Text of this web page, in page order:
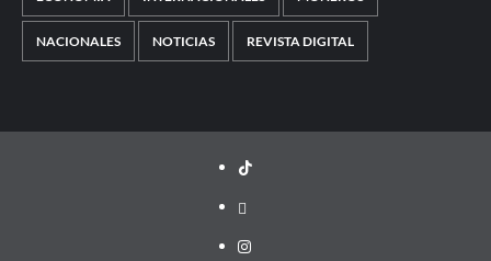
NACIONALES NOTICIAS REVISTA DIGITAL
TikTok
threads
Instagram